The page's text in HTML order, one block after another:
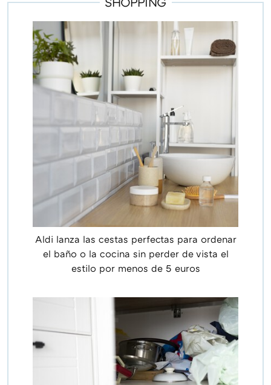
Aldi lanza las cestas perfectas para ordenar
el baño o la cocina sin perder de vista el
estilo por menos de 5 euros